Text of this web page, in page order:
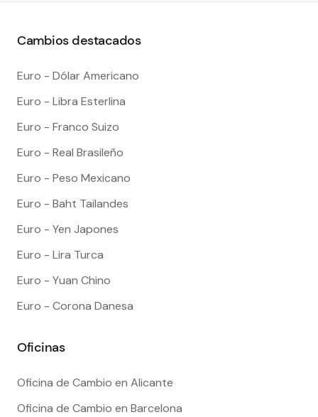
Cambios destacados
Euro - Dólar Americano
Euro - Libra Esterlina
Euro - Franco Suizo
Euro - Real Brasileño
Euro - Peso Mexicano
Euro - Baht Tailandes
Euro - Yen Japones
Euro - Lira Turca
Euro - Yuan Chino
Euro - Corona Danesa
Oficinas
Oficina de Cambio en Alicante
Oficina de Cambio en Barcelona